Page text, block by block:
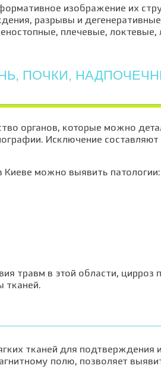
изображение их
разрывы и
плечевые, локтевые,
ПОЧКИ,
органов, которые можно
Исключение
Киеве можно выявить патологии:
травм в этой области, цирроз
тканей.
тканей для подтверждения
полю, позволяет